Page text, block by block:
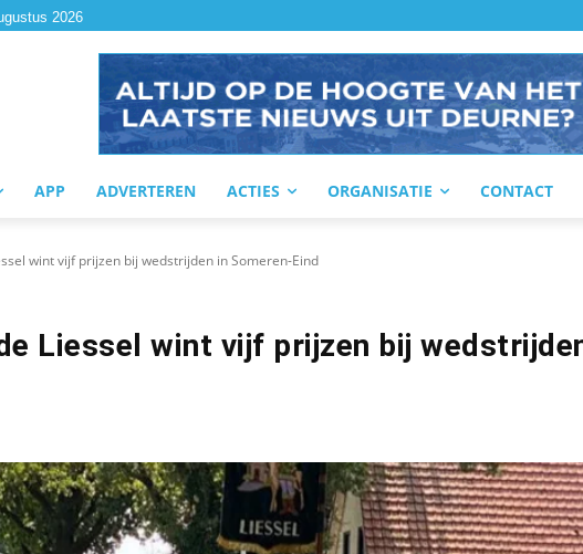
2026
APP ADVERTEREN ACTIES ORGANISATIE CONTACT
wint vijf prijzen bij wedstrijden in Someren-Eind
Liessel wint vijf prijzen bij